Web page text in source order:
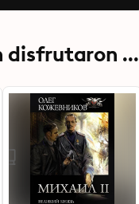
disfrutaron ...